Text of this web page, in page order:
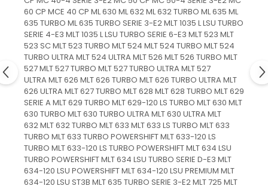
60 CP MCE 40 CP ML 630 ML 632 ML 632 TURBO ML 635 ML
635 TURBO ML 635 TURBO SERIE 3-E2 MLT 1035 L LSU TURBO
SERIE 4-E3 MLT 1035 L LSU TURBO SERIE 6-E3 MLT 523 MLT
523 SC MLT 523 TURBO MLT 524 MLT 524 TURBO MLT 524
TURBO ULTRA MLT 524 ULTRA MLT 526 MLT 526 TURBO MLT
527 MLT 527 TURBO MLT 527 TURBO ULTRA MLT 527
ULTRA MLT 626 MLT 626 TURBO MLT 626 TURBO ULTRA MLT
626 ULTRA MLT 627 TURBO MLT 628 MLT 628 TURBO MLT 629
SERIE A MLT 629 TURBO MLT 629-120 LS TURBO MLT 630 MLT
630 TURBO MLT 630 TURBO ULTRA MLT 630 ULTRA MLT
632 MLT 632 TURBO MLT 633 MLT 633 LS TURBO MLT 633
TURBO MLT 633 TURBO POWERSHIFT MLT 633-120 LS
TURBO MLT 633-120 LS TURBO POWERSHIFT MLT 634 LSU
TURBO POWERSHIFT MLT 634 LSU TURBO SERIE D-E3 MLT
634-120 LSU POWERSHIFT MLT 634-120 LSU PREMIUM MLT
634-120 LSU ST3B MLT 635 TURBO SERIE 3-E2 MLT 725 MLT